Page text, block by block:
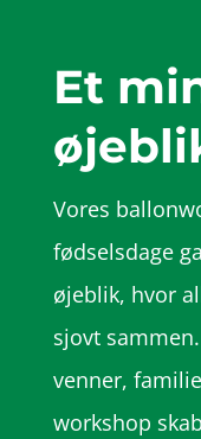
Et
Vores
fødselsdage
øjeblik, hvor
sjovt
venner,
workshop